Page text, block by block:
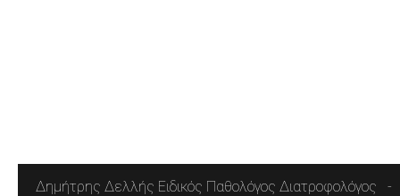
Δημήτρης Δελλής Ειδικός Παθολόγος Διατροφολόγος